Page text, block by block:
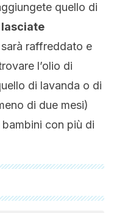
quello di
lasciate
raffreddato e
l’olio di
di lavanda o di
di due mesi)
con più di
a fondo dal nostro